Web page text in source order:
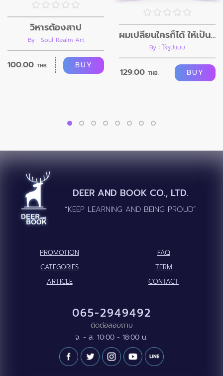
วิหารต้องสาป
By : Soul Realm Art
100.00 THB. BUY
ผมเปลี่ยนใครก็ได้ ให้เป็นอย่างที่ผมต้องการ
By : ไร้รูปแบบ
129.00 THB. BUY
DEER AND BOOK CO., LTD.
“KEEP LEARNING AND BEING PROUD”
PROMOTION
FAQ
CATEGORIES
TERM
ARTICLE
CONTACT
065-2949492
ติดต่อสอบถาม
จ. - ส. 10:00 - 18:00 น.